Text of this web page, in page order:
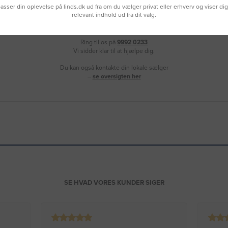
Ring til os på 9992 0233
Vi sidder klar til at hjælpe dig.
Du kan også kontakte din lokale sælger
– se oversigten her
SE HVAD VORES KUNDER SIGER
din oplevelse på linds.dk ud fra om du vælger privat eller erhverv og viser
relevant indhold ud fra dit valg.